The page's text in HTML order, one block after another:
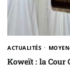
ACTUALITÉS
Koweït : la Cour